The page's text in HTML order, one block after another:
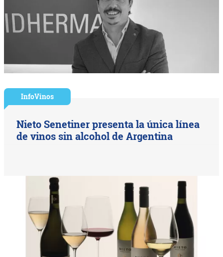
InfoVinos
Nieto Senetiner presenta la única línea
de vinos sin alcohol de Argentina